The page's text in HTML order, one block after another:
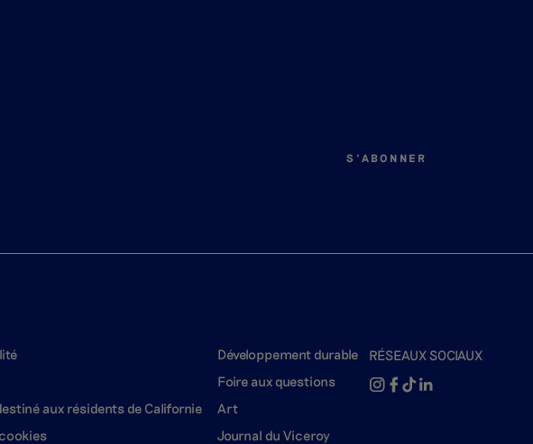
aux résidents de Californie
Développement durable
Foire aux questions
Art
Journal du Viceroy
RÉSEAUX SOCIAUX